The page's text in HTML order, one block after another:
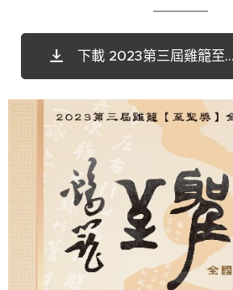
下載 2023第三屆雞籠至